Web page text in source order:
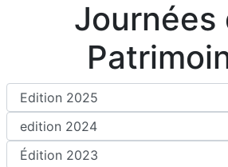
Journées